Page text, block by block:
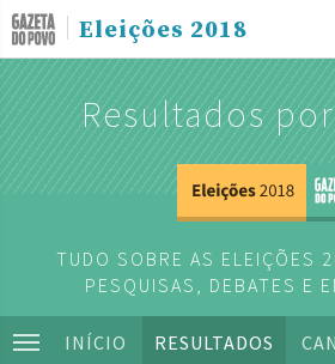
Eleições 2018
Resultados
TUDO SOBRE AS ELEIÇÕES
PESQUISAS, DEBATES E
INÍCIO RESULTADOS